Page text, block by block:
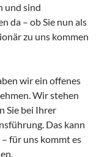
und sind
da – ob Sie nun als
zu uns kommen
wir ein offenes
Wir stehen
Sie bei Ihrer
Das kann
für uns kommt es